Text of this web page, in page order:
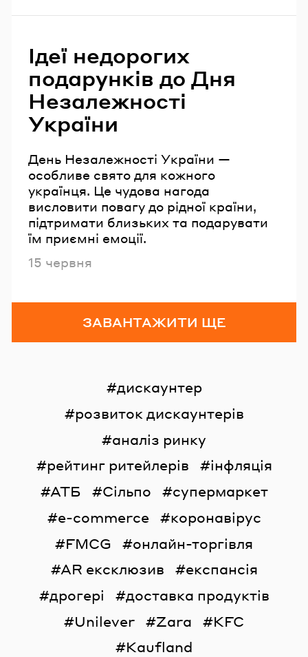
Ідеї недорогих
подарунків до Дня
Незалежності
України
День Незалежності України —
особливе свято для кожного
українця. Це чудова нагода
висловити повагу до рідної країни,
підтримати близьких та подарувати
їм приємні емоції.
Опубліковано
15 червня
ЗАВАНТАЖИТИ ЩЕ
дискаунтер
розвиток дискаунтерів
аналіз ринку
рейтинг ритейлерів
інфляція
АТБ
Сільпо
супермаркет
e-commerce
коронавірус
FMCG
онлайн-торгівля
AR ексклюзив
експансія
дрогері
доставка продуктів
Unilever
Zara
KFC
Kaufland